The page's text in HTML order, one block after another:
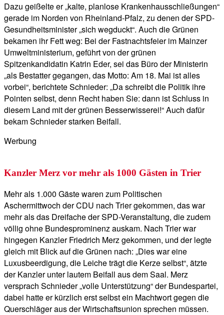
Dazu geißelte er „kalte, planlose Krankenhausschließungen“
gerade im Norden von Rheinland-Pfalz, zu denen der SPD-
Gesundheitsminister „sich wegduckt“. Auch die Grünen
bekamen ihr Fett weg: Bei der Fastnachtsfeier im Mainzer
Umweltministerium, geführt von der grünen
Spitzenkandidatin Katrin Eder, sei das Büro der Ministerin
„als Bestatter gegangen, das Motto: Am 18. Mai ist alles
vorbei“, berichtete Schnieder: „Da schreibt die Politik ihre
Pointen selbst, denn Recht haben Sie: dann ist Schluss in
diesem Land mit der grünen Besserwisserei!“ Auch dafür
bekam Schnieder starken Beifall.
Werbung
Kanzler Merz vor mehr als 1000 Gästen in Trier
Mehr als 1.000 Gäste waren zum Politischen
Aschermittwoch der CDU nach Trier gekommen, das war
mehr als das Dreifache der SPD-Veranstaltung, die zudem
völlig ohne Bundesprominenz auskam. Nach Trier war
hingegen Kanzler Friedrich Merz gekommen, und der legte
gleich mit Blick auf die Grünen nach: „Dies war eine
Luxusbeerdigung, die Leiche trägt die Kerze selbst“, ätzte
der Kanzler unter lautem Beifall aus dem Saal. Merz
versprach Schnieder „volle Unterstützung“ der Bundespartei,
dabei hatte er kürzlich erst selbst ein Machtwort gegen die
Querschläger aus der Wirtschaftsunion sprechen müssen.